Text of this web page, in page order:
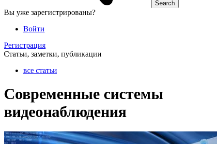
Вы уже зарегистрированы?
Войти
Регистрация
Статьи, заметки, публикации
все статьи
Современные системы
видеонаблюдения